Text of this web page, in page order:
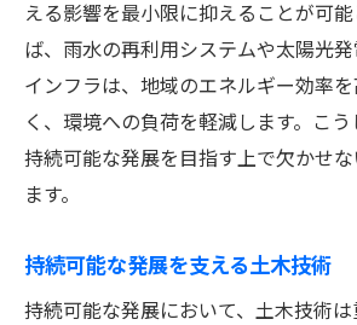
える影響を最小限に抑えることが可
ば、雨水の再利用システムや太陽光
インフラは、地域のエネルギー効率
く、環境への負荷を軽減します。こう
持続可能な発展を目指す上で欠かせ
ます。
持続可能な発展を支える土木技術
持続可能な発展において、土木技術